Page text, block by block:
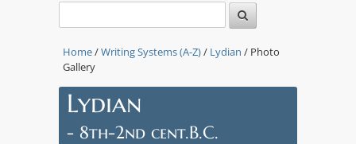
Home/Writing Systems (A-Z)/ Lydian / Photo
Gallery
Lydian
- 8th-2nd cent.B.C.